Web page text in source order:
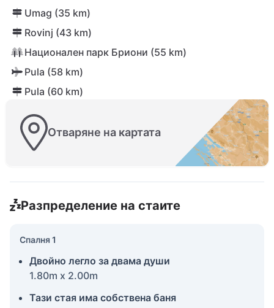
Umag (35 km)
Rovinj (43 km)
Национален парк Бриони (55 km)
Pula (58 km)
Pula (60 km)
Отваряне на картата
Разпределение на стаите
Спалня 1
Двойно легло за двама души
1.80m x 2.00m
Тази стая има собствена баня